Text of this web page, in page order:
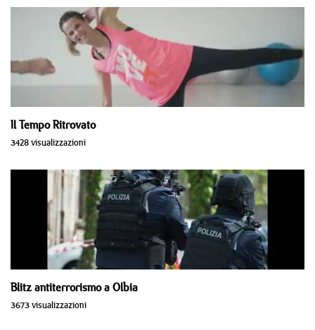
Il Tempo Ritrovato
3428 visualizzazioni
Blitz antiterrorismo a Olbia
3673 visualizzazioni